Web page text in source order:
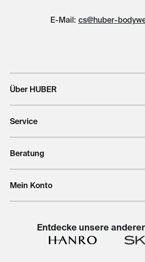
E-Mail: cs@huber-
Über HUBER
Service
Beratung
Mein Konto
Entdecke unsere